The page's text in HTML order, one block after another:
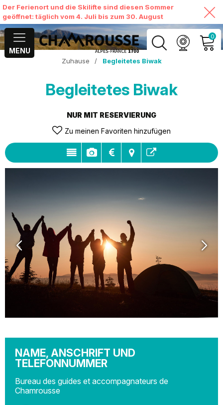
Der Ferienort und die Skilifte sind diesen Sommer
geöffnet: täglich vom 4. Juli bis zum 30. August
MENU
0
MEIN KONTO
MEINEN WARENKORB
Zuhause / Begleitetes Biwak
Begleitetes Biwak
NUR MIT RESERVIERUNG
Zu meinen Favoriten hinzufügen
NAME, ANSCHRIFT UND
TELEFONNUMMER
Bureau des guides et accompagnateurs de
Chamrousse